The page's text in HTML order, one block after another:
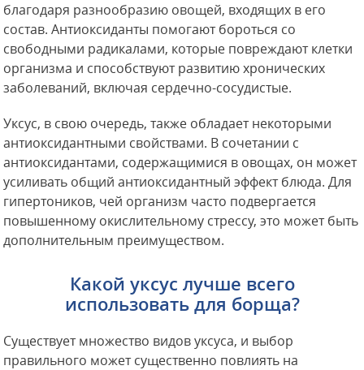
благодаря разнообразию овощей, входящих в его
состав. Антиоксиданты помогают бороться со
свободными радикалами, которые повреждают клетки
организма и способствуют развитию хронических
заболеваний, включая сердечно-сосудистые.
Уксус, в свою очередь, также обладает некоторыми
антиоксидантными свойствами. В сочетании с
антиоксидантами, содержащимися в овощах, он может
усиливать общий антиоксидантный эффект блюда. Для
гипертоников, чей организм часто подвергается
повышенному окислительному стрессу, это может быть
дополнительным преимуществом.
Какой уксус лучше всего
использовать для борща?
Существует множество видов уксуса, и выбор
правильного может существенно повлиять на